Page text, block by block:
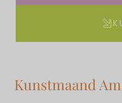
Kunstmaand